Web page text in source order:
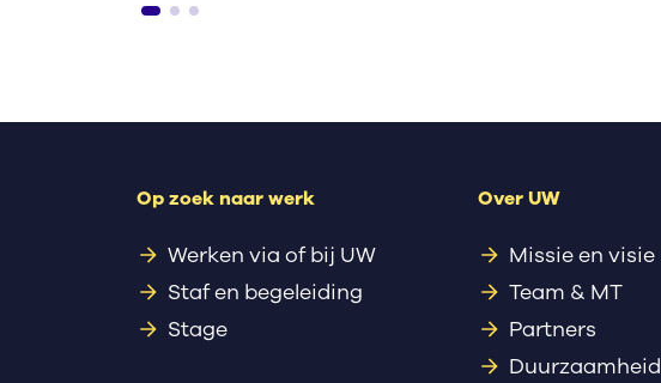
Op zoek naar werk
Werken via of bij UW
Staf en begeleiding
Stage
Over UW
Missie en visie
Team & MT
Partners
Duurzaamheid